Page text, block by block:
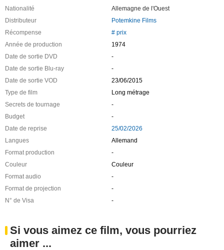
Nationalité
Allemagne de l'Ouest
Distributeur
Potemkine Films
Récompense
# prix
Année de production
1974
Date de sortie DVD
-
Date de sortie Blu-ray
-
Date de sortie VOD
23/06/2015
Type de film
Long métrage
Secrets de tournage
-
Budget
-
Date de reprise
25/02/2026
Langues
Allemand
Format production
-
Couleur
Couleur
Format audio
-
Format de projection
-
N° de Visa
-
Si vous aimez ce film, vous pourriez
aimer ...